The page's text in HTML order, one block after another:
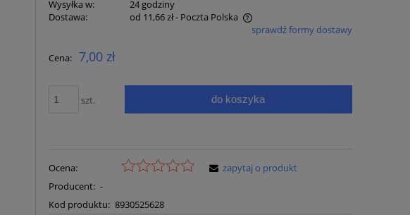
Wysyłka w:
24 godziny
Dostawa:
od 11,66 zł- Poczta Polska
płatności
sprawdź formy dostawy
Cena: 7,00 zł
szt. do koszyka
Ocena:
Producent: -
Kod produktu: 8930525628
zapytaj o produkt